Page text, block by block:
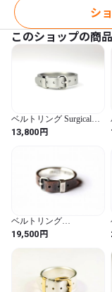
サイズ：幅5mm
※リングサイズは、
サイズオーダーの場
きますが、ご了承く
※細かい指定などご
お気軽にご相談くだ
シ
このショップの商品
ベルトリング Surgical
Stainless
13,800円
ベルトリング
copper&silver
19,500円